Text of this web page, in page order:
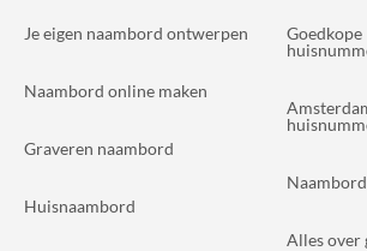
Je eigen naambord ontwerpen
Naambord online maken
Graveren naambord
Huisnaambord
Goedkope
Alles over